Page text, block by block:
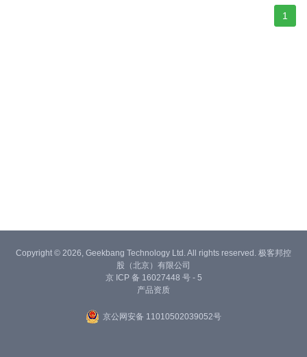
1
Copyright © 2026, Geekbang Technology Ltd. All rights reserved. 极客邦控
股（北京）有限公司
京 ICP 备 16027448 号 - 5
产品资质
京公网安备 11010502039052号